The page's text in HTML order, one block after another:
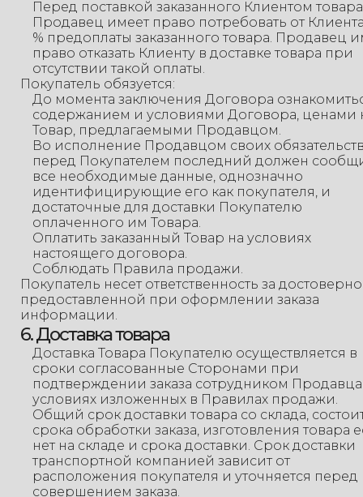
Перед поставкой заказанного Клиентом товара
Продавец имеет право потребовать от
% предоплаты заказанного товара. Продавец
право отказать Клиенту в доставке товара при
отсутствии такой оплаты.
Покупатель обязуется:
До момента заключения Договора
содержанием и условиями Договора, ценами
Товар, предлагаемыми Продавцом.
Во исполнение Продавцом своих
перед Покупателем последний должен
все необходимые данные, однозначно
идентифицирующие его как покупателя, и
достаточные для доставки Покупателю
оплаченного им Товара.
Оплатить заказанный Товар на условиях
настоящего договора.
Соблюдать Правила продажи.
Покупатель несет ответственность за
предоставленной при оформлении заказа
информации.
6. Доставка товара
Доставка Товара Покупателю осуществляется в
сроки согласованные Сторонами при
подтверждении заказа сотрудником
условиях изложенных в Правилах продажи.
Общий срок доставки товара со склада,
срока обработки заказа, изготовления товара
нет на складе и срока доставки. Срок доставки
транспортной компанией зависит от
расположения покупателя и уточняется перед
совершением заказа.